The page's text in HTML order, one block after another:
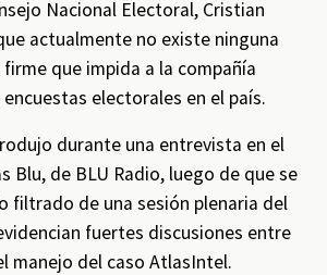
Nacional Electoral, Cristian
actualmente no existe ninguna
que impida a la compañía
electorales en el país.
durante una entrevista en el
Blu, de BLU Radio, luego de que se
filtrado de una sesión plenaria del
fuertes discusiones entre
manejo del caso AtlasIntel.